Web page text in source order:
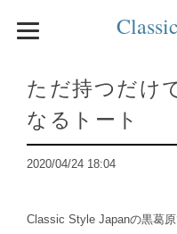
ただ持つだけ
なるトート
2020/04/24 18:04
Classic Style Japanの黒葛原